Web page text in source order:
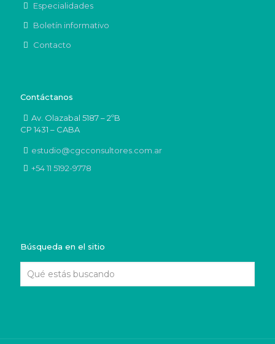
Especialidades
Boletín informativo
Contacto
Contáctanos
Av. Olazabal 5187 – 2ºB
CP 1431 – CABA
estudio@cgcconsultores.com.ar
+54 11 5192-9778
Búsqueda en el sitio